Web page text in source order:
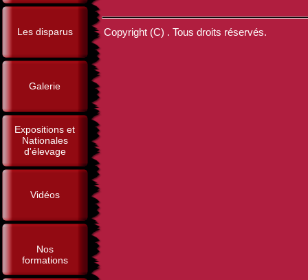
Les disparus
Galerie
Expositions et
Nationales
d'élevage
Vidéos
Nos
formations
Copyright (C) . Tous droits réservés.